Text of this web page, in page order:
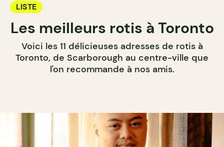
LISTE
Les meilleurs rotis à Toronto
Voici les 11 délicieuses adresses de rotis à
Toronto, de Scarborough au centre-ville que
l'on recommande à nos amis.